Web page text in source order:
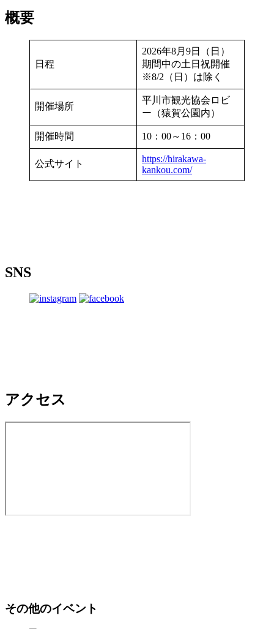
概要
日程
2026年8月9日（日）
期間中の土日祝開催
※8/2（日）は除く
開催場所
平川市観光協会ロビ
ー（猿賀公園内）
開催時間 10：00～16：00
公式サイト
https://hirakawa-
kankou.com/
SNS
アクセス
その他のイベント